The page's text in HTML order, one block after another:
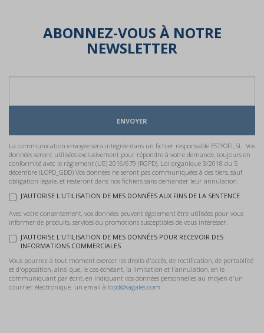
ABONNEZ-VOUS À NOTRE
NEWSLETTER
ENVOYER
La communication envoyée sera intégrée dans un fichier responsable ESTYOFI, SL. Vos
données seront utilisées exclusivement pour répondre à votre demande, toujours en
conformité avec le règlement (UE) 2016/679 (RGPD), Loi organique 3/2018 du 5
décembre (LOPD_GDD) Vos données ne seront pas communiquées à des tiers, sauf
obligation légale, et resteront dans nos fichiers sans demander leur annulation.
J'AUTORISE L'UTILISATION DE MES DONNÉES AUX FINS DE LA SENTENCE
Avec votre consentement, vos données peuvent également être utilisées pour vous
informer de produits, services ou promotions susceptibles de vous intéresser.
J'AUTORISE L'UTILISATION DE MES DONNÉES POUR RECEVOIR DES
INFORMATIONS COMMERCIALES
Vous pourrez à tout moment exercer les droits d'accès, de rectification, de portabilité
et d'opposition, ainsi que, le cas échéant, la limitation et l'annulation, en le
communiquant par écrit, en indiquant vos données personnelles au moyen d'un
courrier électronique. un email à lopd@sagales.com.